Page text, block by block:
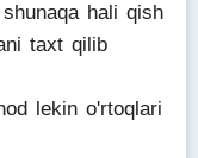
hali qish
taxt qilib
lekin o'rtoqlari